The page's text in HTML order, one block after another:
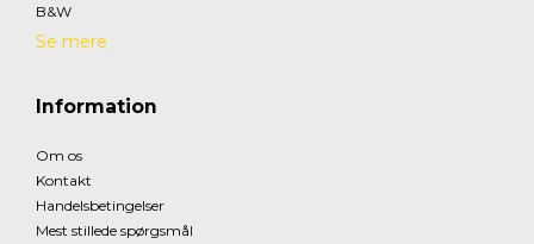
B&W
Se mere
Information
Om os
Kontakt
Handelsbetingelser
Mest stillede spørgsmål